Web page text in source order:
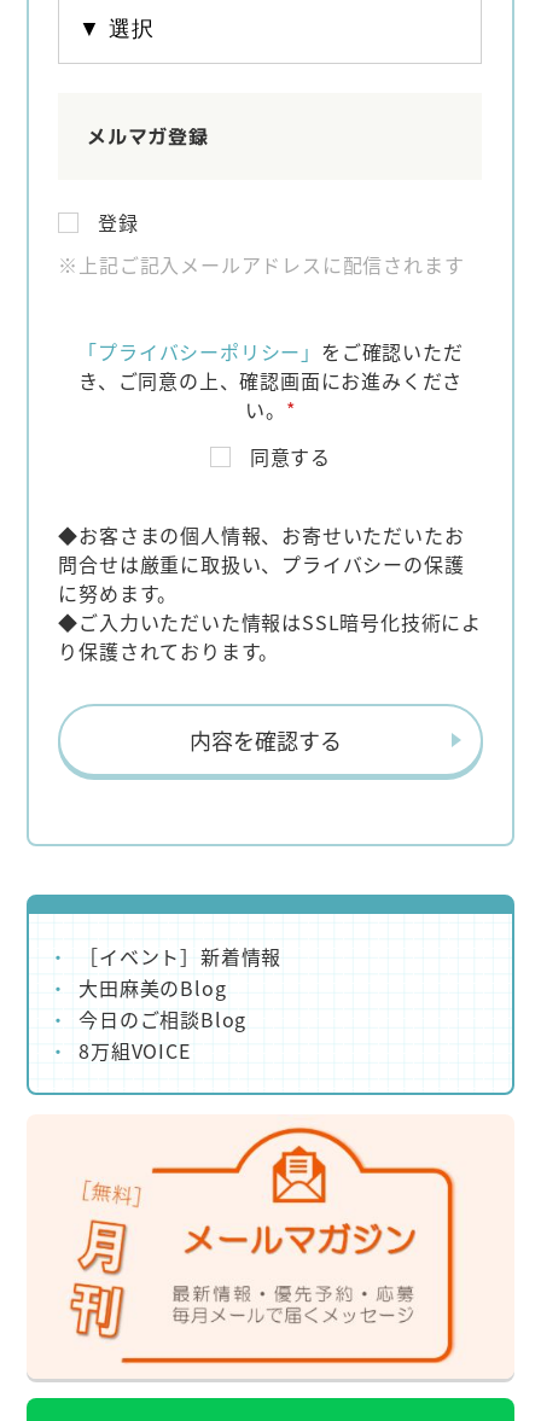
メルマガ登録
登録
※上記ご記入メールアドレスに配信されます
「プライバシーポリシー」 をご確認いただ
き、 ご同意の上、確認画面にお進みくださ
い。 *
同意する
◆お客さまの個人情報、お寄せいただいたお
問合せは厳重に取扱い、プライバシーの保護
に努めます。
◆ご入力いただいた情報はSSL暗号化技術によ
り保護されております。
内容を確認する
［イベント］新着情報
大田麻美のBlog
今日のご相談Blog
8万組VOICE